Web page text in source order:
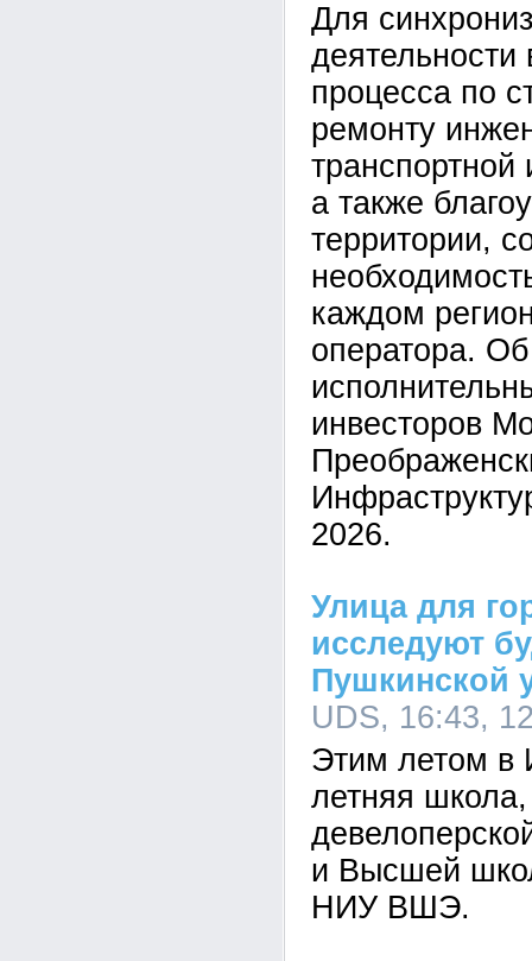
Для
деятельности
процесса по
ремонту
транспортной
а также
территории,
каждом
оператора.
инвесторов
2026.
Улица для
исследуют
Пушкинской
UDS, 16:43,
Этим летом в
летняя
и Высшей
НИУ ВШЭ.